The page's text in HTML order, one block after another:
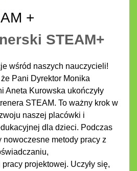
+
STEAM+
wśród naszych nauczycieli!
Pani Dyrektor Monika
Aneta Kurowska ukończyły
STEAM. To ważny krok w
naszej placówki i
dla dzieci. Podczas
nowoczesne metody pracy z
projektowej. Uczyły się,